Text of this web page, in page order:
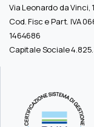
Via Leonardo da Vinci,
Cod. Fisc e Part. IVA
1464686
Capitale Sociale